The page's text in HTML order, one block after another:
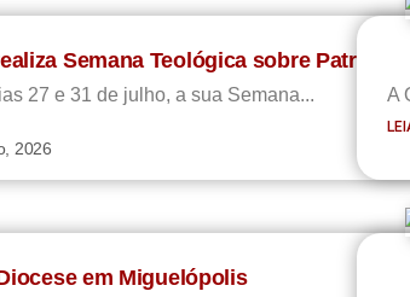
Semana Teológica sobre Patrologia
27 e 31 de julho, a sua Semana...
2026
A
em Miguelópolis